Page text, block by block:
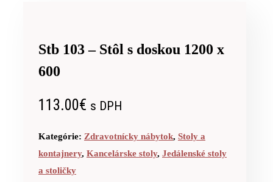
Stb 103 – Stôl s doskou 1200 x
600
113.00€ s DPH
Kategórie: Zdravotnícky nábytok, Stoly a
kontajnery, Kancelárske stoly, Jedálenské stoly
a stoličky